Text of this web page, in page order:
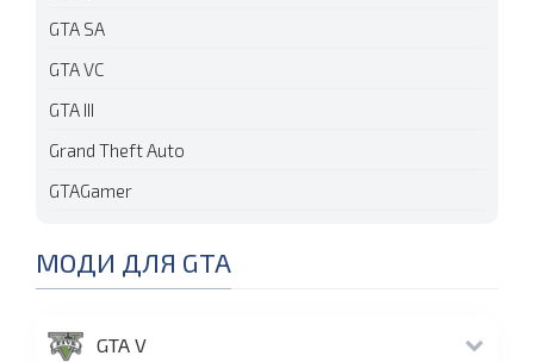
GTA SA
GTA VC
GTA III
Grand Theft Auto
GTAGamer
МОДИ ДЛЯ GTA
GTA V